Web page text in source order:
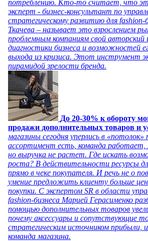
потреблению. Кто-то считает, что
эксперт - бизнес-консультант по
стратегическому развитию для fashion-
Ткачева – называет это взрослением
проблемным компаниям свой
диагностики бизнеса и возможностей
выхода из кризиса. Этот инструмент
пирамидой зрелости бренда.
До 20-30% к обороту
продажи дополнительных товаров и
магазины сегодня уперлись в
ассортимент есть, команда работает,
но выручка не растет. Где искать
роста? В действительности ресурсы
прямо в чеке покупателя. И речь не о
умение предложить клиенту больше
покупки. С экспертом SR в области
fashion-бизнеса Марией Герасименко
помощью дополнительных товаров
почему аксессуары и сопутствующие
стратегическим источником прибыли,
команда магазина.